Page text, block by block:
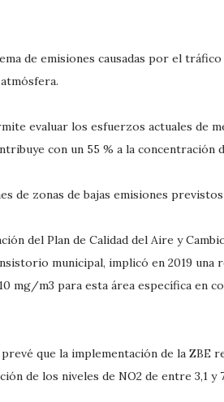
de emisiones causadas por el tráfico
evaluar los esfuerzos actuales de
con un 55 % a la concentración
de zonas de bajas emisiones previstos
del Plan de Calidad del Aire y
municipal, implicó en 2019 una
mg/m3 para esta área específica en
que la implementación de la ZBE
de los niveles de NO2 de entre 3,1